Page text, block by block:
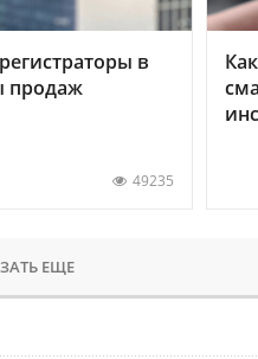
в
продаж
49235
ЕЩЕ